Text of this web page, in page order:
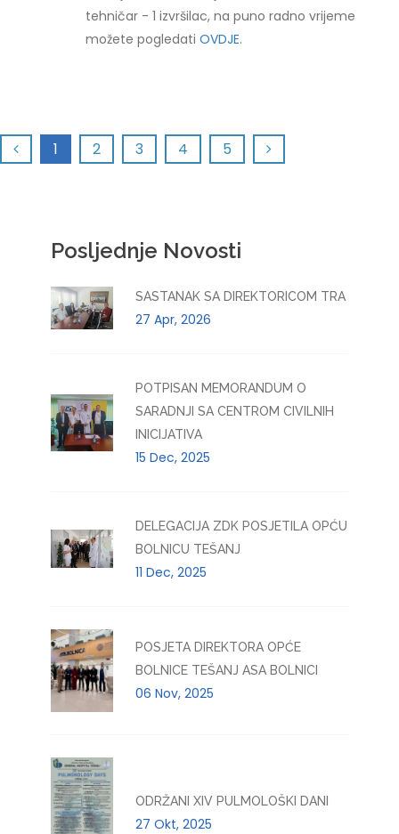
tehničar - 1 izvršilac, na puno radno vrijeme
možete pogledatiOVDJE.
1 2 3 4 5
Posljednje Novosti
SASTANAK SA DIREKTORICOM TRA
27 Apr, 2026
POTPISAN MEMORANDUM O
SARADNJI SA CENTROM CIVILNIH
INICIJATIVA
15 Dec, 2025
DELEGACIJA ZDK POSJETILA OPĆU
BOLNICU TEŠANJ
11 Dec, 2025
POSJETA DIREKTORA OPĆE
BOLNICE TEŠANJ ASA BOLNICI
06 Nov, 2025
ODRŽANI XIV PULMOLOŠKI DANI
27 Okt, 2025